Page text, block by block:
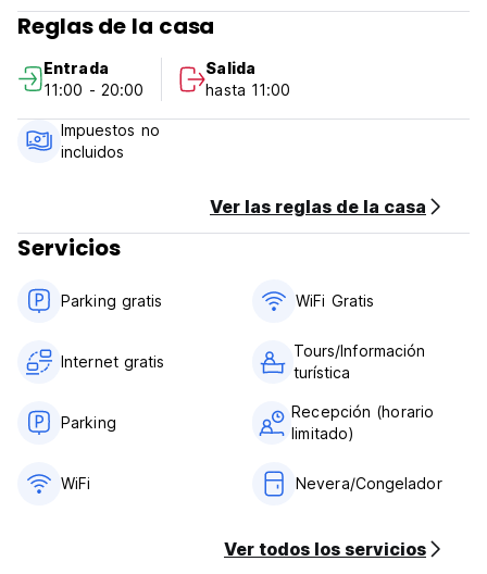
Reglas de la casa
Entrada
11:00 - 20:00
Salida
hasta 11:00
Impuestos no
incluidos
Ver las reglas de la casa
Servicios
Parking gratis WiFi Gratis
Internet gratis
Tours/Información
turística
Parking
Recepción (horario
limitado)
WiFi Nevera/Congelador
Ver todos los servicios